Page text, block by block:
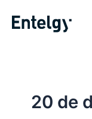
para
20 de